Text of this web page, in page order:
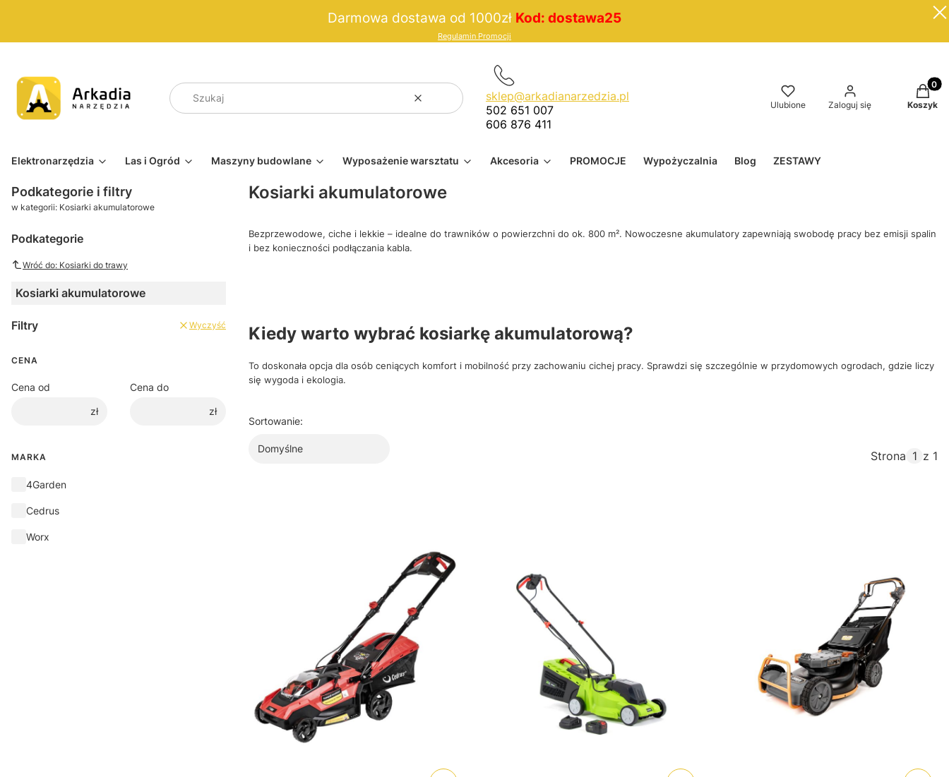
Darmowa dostawa od 1000zł Kod: dostawa25
Regulamin Promocji
WyczyśćSzukaj
sklep@arkadianarzedzia.pl
502 651 007
606 876 411
Ulubione Zaloguj się Koszyk
Elektronarzędzia Las i Ogród Maszyny budowlane Wyposażenie warsztatu Akcesoria PROMOCJE Wypożyczalnia Blog ZESTAWY
Podkategorie i filtry
w kategorii: Kosiarki akumulatorowe
Podkategorie
Wróć do: Kosiarki do trawy
Kosiarki akumulatorowe
Filtry Wyczyść
CENA
Cena od
zł
Cena do
zł
MARKA
Marka
4Garden
Cedrus
Worx
Kosiarki akumulatorowe
Bezprzewodowe, ciche i lekkie – idealne do trawników o powierzchni do ok. 800 m². Nowoczesne akumulatory zapewniają swobodę pracy bez emisji spalin
i bez konieczności podłączania kabla.
Kiedy warto wybrać kosiarkę akumulatorową?
To doskonała opcja dla osób ceniących komfort i mobilność przy zachowaniu cichej pracy. Sprawdzi się szczególnie w przydomowych ogrodach, gdzie liczy
się wygoda i ekologia.
Sortowanie:
Domyślne
Strona z 1